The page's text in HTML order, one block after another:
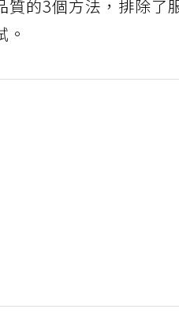
質的3個方法，排除了